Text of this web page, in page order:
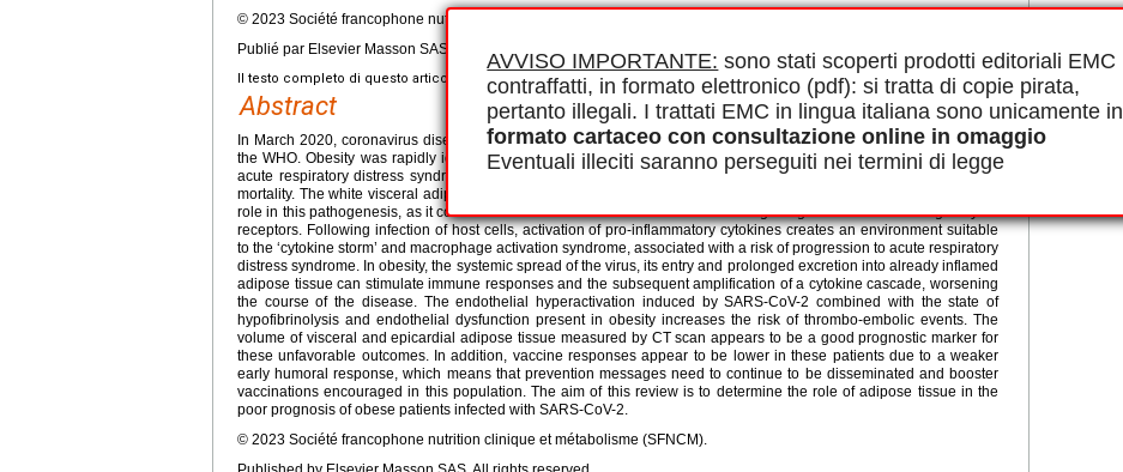
AVVISO IMPORTANTE: sono stati scoperti prodotti editoriali EMC
contraffatti, in formato elettronico (pdf): si tratta di copie pirata,
pertanto illegali. I trattati EMC in lingua italiana sono unicamente in
formato cartaceo con consultazione online in omaggio
Eventuali illeciti saranno perseguiti nei termini di legge
© 2023 Société francophone nutrition clinique et métabolisme (SFNCM).
Publié par Elsevier Masson SAS. Tous droits réservés.
Il testo completo di questo articolo è disponibile in PDF.
Abstract
In March 2020, coronavirus disease 2019 (COVID-19) caused by SARS-CoV-2 was declared a global pandemic by
the WHO. Obesity was rapidly identified as an independent risk factor for poor prognosis, with an increased risk of
acute respiratory distress syndrome, cardiovascular and thrombo-embolic events, admission to intensive care and
mortality. The white visceral adipose tissue, which increases in people suffering from obesity, appears to have a key
role in this pathogenesis, as it constitutes a viral reservoir for SARS-CoV-2 through angiotensin 2-converting enzyme
receptors. Following infection of host cells, activation of pro-inflammatory cytokines creates an environment suitable
to the ‘cytokine storm’ and macrophage activation syndrome, associated with a risk of progression to acute respiratory
distress syndrome. In obesity, the systemic spread of the virus, its entry and prolonged excretion into already inflamed
adipose tissue can stimulate immune responses and the subsequent amplification of a cytokine cascade, worsening
the course of the disease. The endothelial hyperactivation induced by SARS-CoV-2 combined with the state of
hypofibrinolysis and endothelial dysfunction present in obesity increases the risk of thrombo-embolic events. The
volume of visceral and epicardial adipose tissue measured by CT scan appears to be a good prognostic marker for
these unfavorable outcomes. In addition, vaccine responses appear to be lower in these patients due to a weaker
early humoral response, which means that prevention messages need to continue to be disseminated and booster
vaccinations encouraged in this population. The aim of this review is to determine the role of adipose tissue in the
poor prognosis of obese patients infected with SARS-CoV-2.
© 2023 Société francophone nutrition clinique et métabolisme (SFNCM).